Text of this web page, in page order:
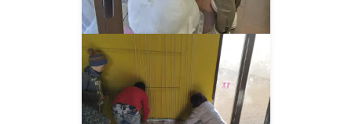
__AMPLIAR__